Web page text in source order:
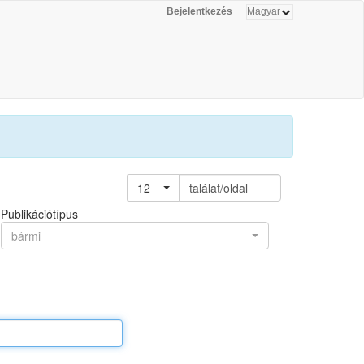
Bejelentkezés
12
találat/oldal
Publikációtípus
bármi